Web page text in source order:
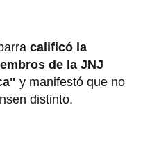
calificó la
de la JNJ
y manifestó que no
distinto.